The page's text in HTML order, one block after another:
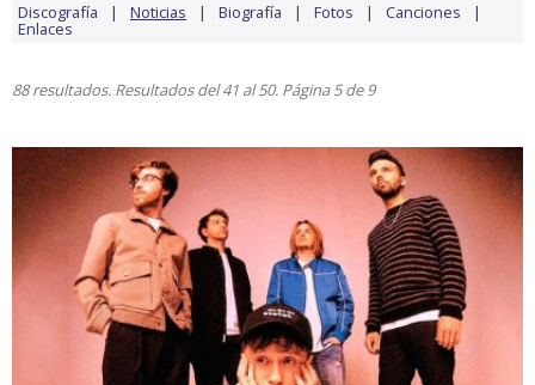
Discografía Noticias Biografía Fotos Canciones
Enlaces
88 resultados. Resultados del 41 al 50. Página 5 de 9